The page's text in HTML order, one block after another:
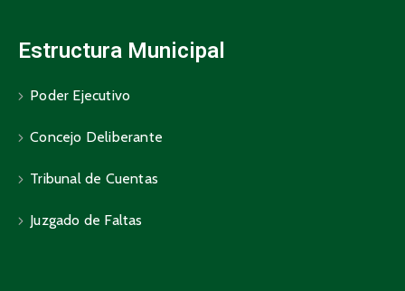
Estructura Municipal
Poder Ejecutivo
Concejo Deliberante
Tribunal de Cuentas
Juzgado de Faltas